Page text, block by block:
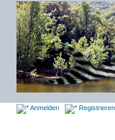
Anmelden Registrieren